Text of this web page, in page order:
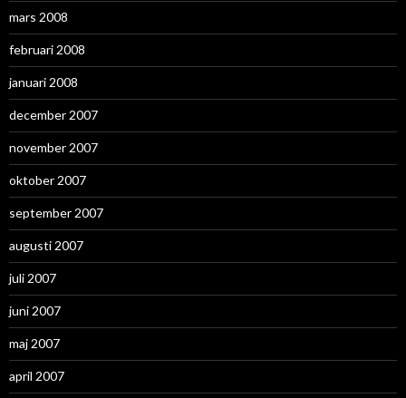
mars 2008
februari 2008
januari 2008
december 2007
november 2007
oktober 2007
september 2007
augusti 2007
juli 2007
juni 2007
maj 2007
april 2007